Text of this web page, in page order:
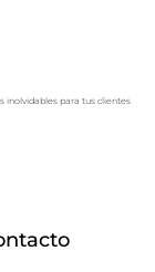
inolvidables para tus clientes